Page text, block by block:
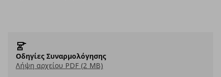
Οδηγίες Συναρμολόγησης
Λήψη αρχείου PDF (2 MB)